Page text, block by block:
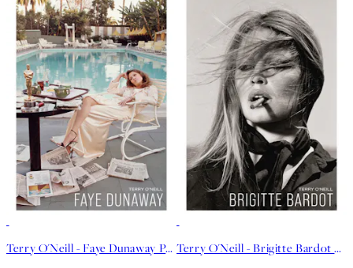
Terry O'Neill - Faye Dunaway Poster Terry O'Neill - Brigitte Bardot Poster